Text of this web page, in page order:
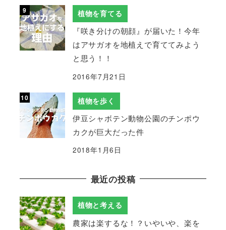
植物を育てる
『咲き分けの朝顔』が届いた！今年
はアサガオを地植えで育ててみよう
と思う！！
2016年7月21日
植物を歩く
伊豆シャボテン動物公園のチンポウ
カクが巨大だった件
2018年1月6日
最近の投稿
植物と考える
農家は楽するな！？いやいや、楽を